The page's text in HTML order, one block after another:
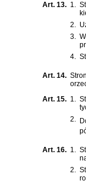
Art. 13. 1.
2.
3.
4.
Art. 14.
Art. 15. 1.
2.
Art. 16. 1.
2.